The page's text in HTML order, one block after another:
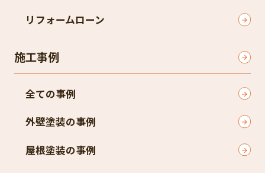
リフォームローン
施工事例
全ての事例
外壁塗装の事例
屋根塗装の事例